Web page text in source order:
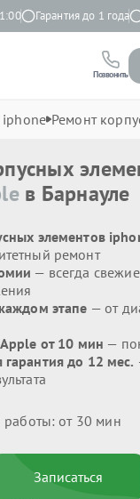
Гарантия до 1 года
Позвонить
iphone Ремонт
в Барнауле
элементов
ремонт
— всегда
этапе — от
от 10 мин —
до 12 мес.
работы: от 30 мин
Записаться